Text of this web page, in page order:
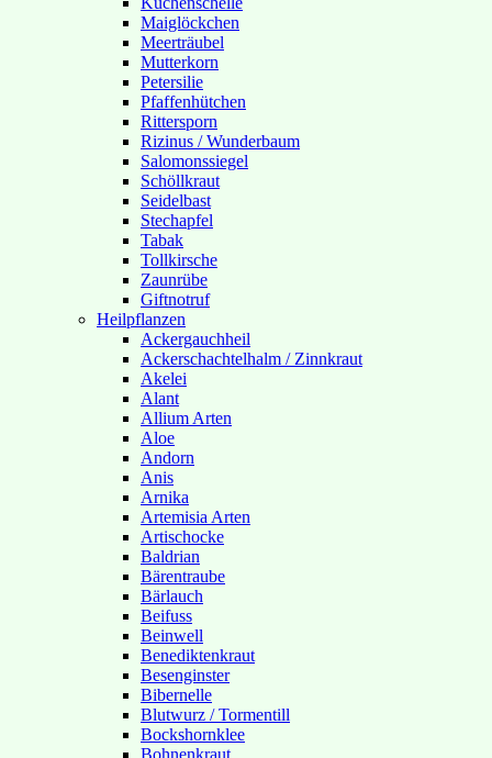
Maiglöckchen
Meerträubel
Mutterkorn
Petersilie
Pfaffenhütchen
Rittersporn
Rizinus / Wunderbaum
Salomonssiegel
Schöllkraut
Seidelbast
Stechapfel
Tabak
Tollkirsche
Zaunrübe
Giftnotruf
Heilpflanzen
Ackergauchheil
Ackerschachtelhalm / Zinnkraut
Akelei
Alant
Allium Arten
Aloe
Andorn
Anis
Arnika
Artemisia Arten
Artischocke
Baldrian
Bärentraube
Bärlauch
Beifuss
Beinwell
Benediktenkraut
Besenginster
Bibernelle
Blutwurz / Tormentill
Bockshornklee
Bohnenkraut